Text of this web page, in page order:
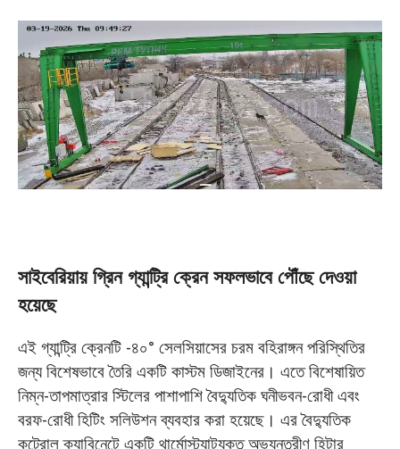
সাইবেরিয়ায় গ্রিন গ্যান্ট্রি ক্রেন সফলভাবে পৌঁছে দেওয়া
হয়েছে
এই গ্যান্ট্রি ক্রেনটি -৪০° সেলসিয়াসের চরম বহিরাঙ্গন পরিস্থিতির
জন্য বিশেষভাবে তৈরি একটি কাস্টম ডিজাইনের। এতে বিশেষায়িত
নিম্ন-তাপমাত্রার স্টিলের পাশাপাশি বৈদ্যুতিক ঘনীভবন-রোধী এবং
বরফ-রোধী হিটিং সলিউশন ব্যবহার করা হয়েছে। এর বৈদ্যুতিক